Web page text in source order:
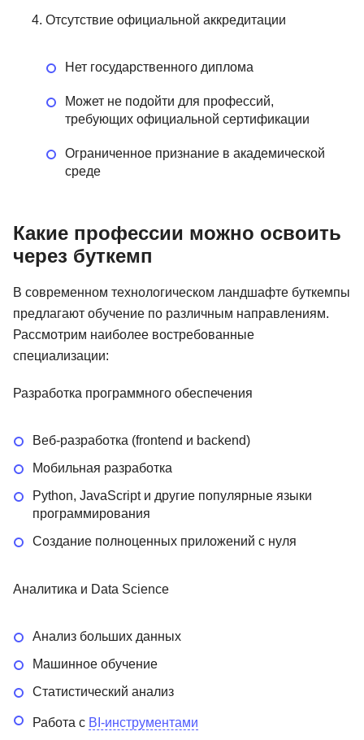
Отсутствие официальной аккредитации
Нет государственного диплома
Может не подойти для профессий,
требующих официальной сертификации
Ограниченное признание в академической
среде
Какие профессии можно освоить
через буткемп
В современном технологическом ландшафте буткемпы
предлагают обучение по различным направлениям.
Рассмотрим наиболее востребованные
специализации:
Разработка программного обеспечения
Веб-разработка (frontend и backend)
Мобильная разработка
Python, JavaScript и другие популярные языки
программирования
Создание полноценных приложений с нуля
Аналитика и Data Science
Анализ больших данных
Машинное обучение
Статистический анализ
Работа с BI-инструментами